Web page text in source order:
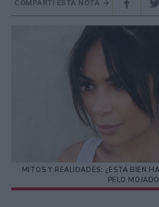
COMPARTÍ ESTA NOTA
MITOS Y REALIDADES: ¿ESTA BIEN
PELO